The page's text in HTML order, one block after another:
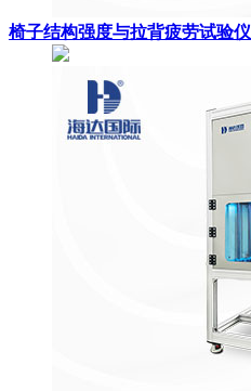
椅子结构强度与拉背疲劳试验仪